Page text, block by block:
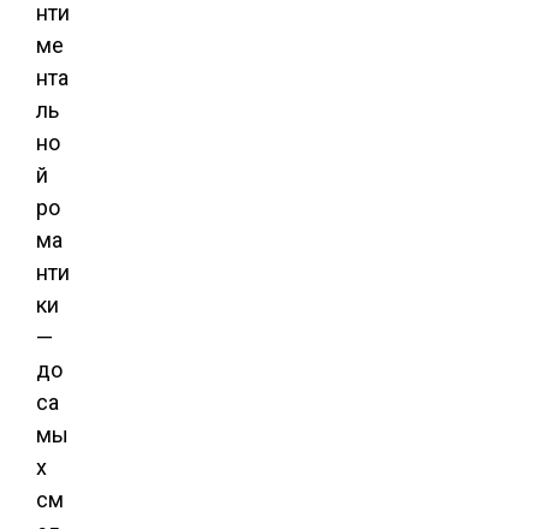
нти
ме
нта
ль
но
й
ро
ма
нти
ки
—
до
са
мы
х
см